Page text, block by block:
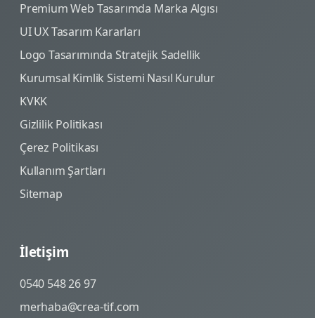
Premium Web Tasarımda Marka Algısı
UI UX Tasarım Kararları
Logo Tasarımında Stratejik Sadellik
Kurumsal Kimlik Sistemi Nasıl Kurulur
KVKK
Gizlilik Politikası
Çerez Politikası
Kullanım Şartları
Sitemap
İletişim
0540 548 26 97
merhaba@crea-tif.com